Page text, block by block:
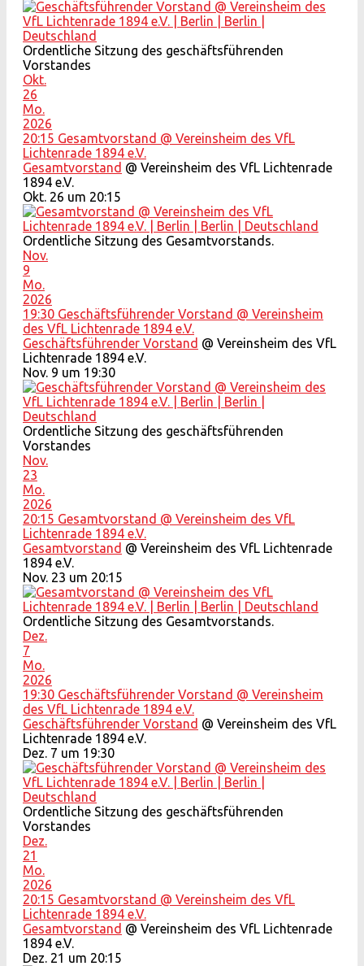
Ordentliche Sitzung des geschäftsführenden
Vorstandes
Okt.
26
Mo.
2026
20:15 Gesamtvorstand @ Vereinsheim des VfL
Lichtenrade 1894 e.V.
Gesamtvorstand @ Vereinsheim des VfL Lichtenrade
1894 e.V.
Okt. 26 um 20:15
Ordentliche Sitzung des Gesamtvorstands.
Nov.
9
Mo.
2026
19:30 Geschäftsführender Vorstand @ Vereinsheim
des VfL Lichtenrade 1894 e.V.
Geschäftsführender Vorstand @ Vereinsheim des VfL
Lichtenrade 1894 e.V.
Nov. 9 um 19:30
Ordentliche Sitzung des geschäftsführenden
Vorstandes
Nov.
23
Mo.
2026
20:15 Gesamtvorstand @ Vereinsheim des VfL
Lichtenrade 1894 e.V.
Gesamtvorstand @ Vereinsheim des VfL Lichtenrade
1894 e.V.
Nov. 23 um 20:15
Ordentliche Sitzung des Gesamtvorstands.
Dez.
7
Mo.
2026
19:30 Geschäftsführender Vorstand @ Vereinsheim
des VfL Lichtenrade 1894 e.V.
Geschäftsführender Vorstand @ Vereinsheim des VfL
Lichtenrade 1894 e.V.
Dez. 7 um 19:30
Ordentliche Sitzung des geschäftsführenden
Vorstandes
Dez.
21
Mo.
2026
20:15 Gesamtvorstand @ Vereinsheim des VfL
Lichtenrade 1894 e.V.
Gesamtvorstand @ Vereinsheim des VfL Lichtenrade
1894 e.V.
Dez. 21 um 20:15